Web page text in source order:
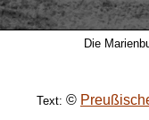
Die
Text: ©